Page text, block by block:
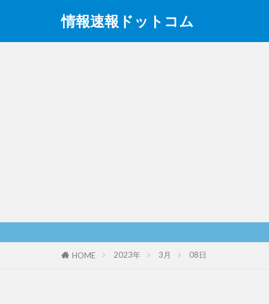
情報速報ドットコム
HOME 2023年 3月 08日